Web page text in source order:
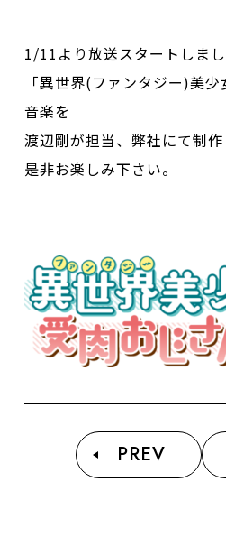
1/11より放送スタートしま
「異世界(ファンタジー)美
音楽を
渡辺剛が担当、弊社にて制作
是非お楽しみ下さい。
PREV